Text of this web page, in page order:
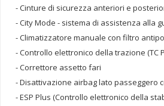
- Cinture di sicurezza anteriori e
- City Mode - sistema di assistenza alla
- Climatizzatore manuale con filtro
- Controllo elettronico della trazione (TC
- Correttore assetto fari
- Disattivazione airbag lato passeggero
- ESP Plus (Controllo elettronico della